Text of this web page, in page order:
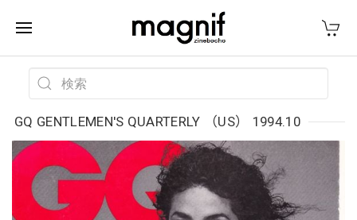
GQ GENTLEMEN'S QUARTERLY （US） 1994.10